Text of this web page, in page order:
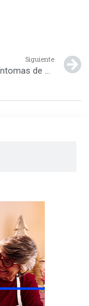
Siguiente
Primeros síntomas de embarazo